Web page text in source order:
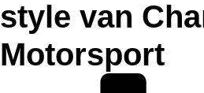
style van
Motorsport